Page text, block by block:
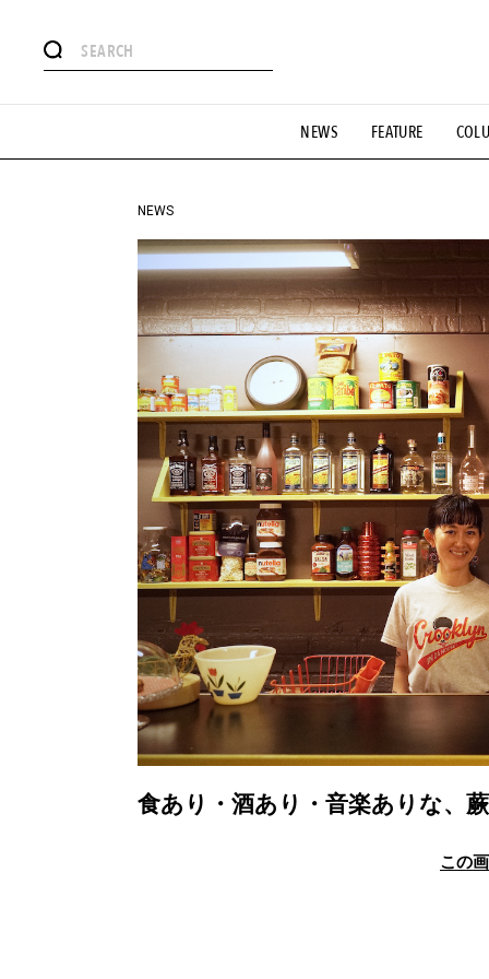
NEWS FEATURE
#憧れの逸品 #ESSENTIAL
#GH 銘品の所以 #フイナムのYouTube #Commune H
#HANDSOME HANDBOOK
NEWS
食あり・酒あり・音楽ありな、
この